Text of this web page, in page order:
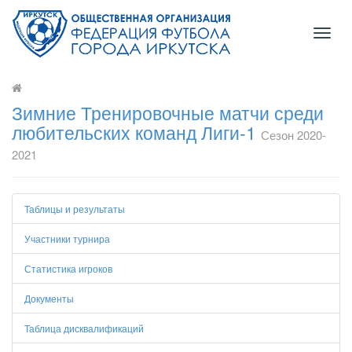
Зимние Тренировочные матчи среди
любительских команд Лиги-1 Сезон 2020-
2021
Таблицы и результаты
Участники турнира
Статистика игроков
Документы
Таблица дисквалификаций